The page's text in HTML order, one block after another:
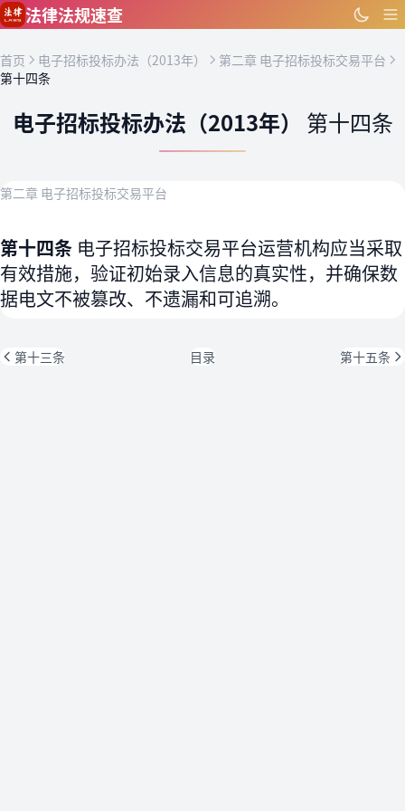
跳到主要内容
法律法规速查
首页 电子招标投标办法（2013年）
第二章 电子招标投标交易平台
第十四条
电子招标投标办法（2013年） 第十四条
第二章 电子招标投标交易平台
第十四条 电子招标投标交易平台运营机构应当采取
有效措施，验证初始录入信息的真实性，并确保数
据电文不被篡改、不遗漏和可追溯。
第十三条 目录 第十五条